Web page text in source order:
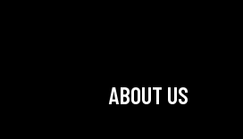
ABOUT US